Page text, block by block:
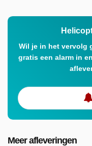
Wil je in het vervolg
gratis een alarm in
Meer afleveringen